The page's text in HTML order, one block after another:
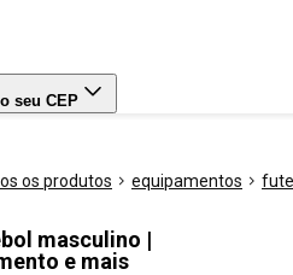
seu CEP
os produtos equipamentos
masculino |
e mais